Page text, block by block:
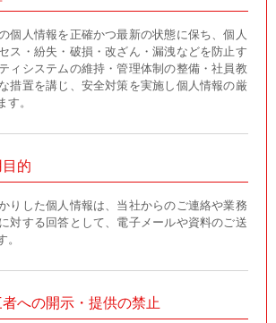
個人情報を正確かつ最新の状態に保ち、個人
ス・紛失・破損・改ざん・漏洩などを防止す
ィシステムの維持・管理体制の整備・社員教
措置を講じ、安全対策を実施し個人情報の厳
す。
的
りした個人情報は、当社からのご連絡や業務
対する回答として、電子メールや資料のご送
。
への開示・提供の禁止